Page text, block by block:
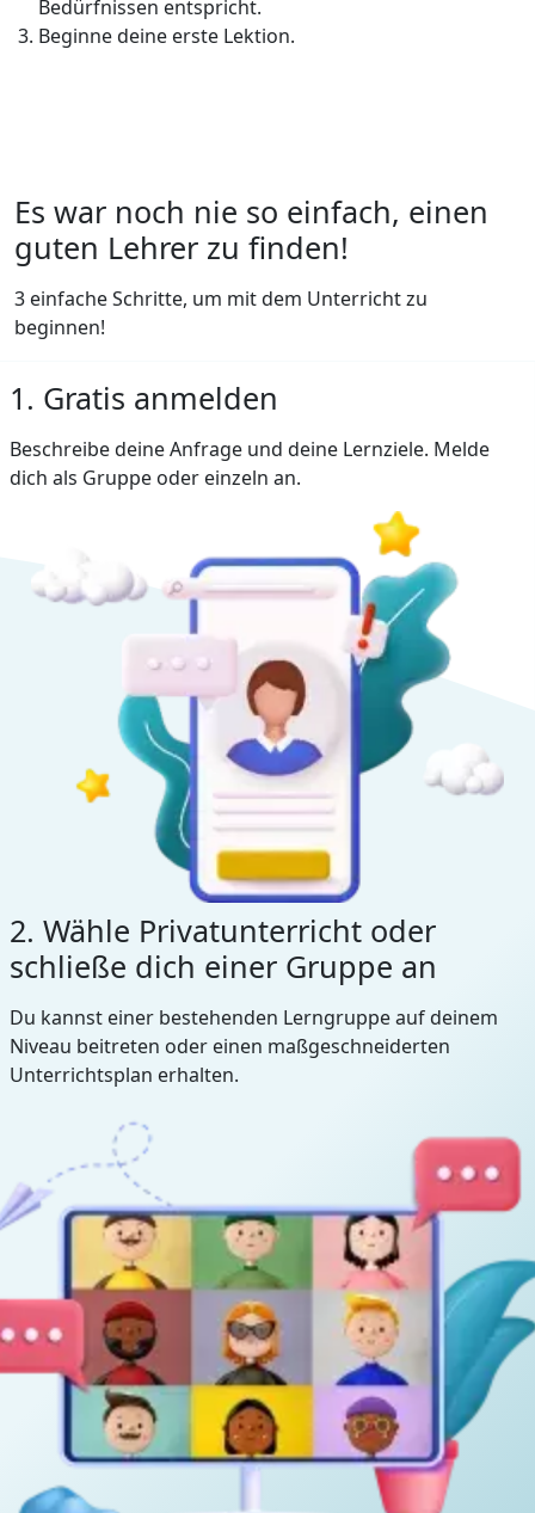
Bedürfnissen entspricht.
Beginne deine erste Lektion.
Es war noch nie so einfach, einen
guten Lehrer zu finden!
3 einfache Schritte, um mit dem Unterricht zu
beginnen!
1. Gratis anmelden
Beschreibe deine Anfrage und deine Lernziele. Melde
dich als Gruppe oder einzeln an.
2. Wähle Privatunterricht oder
schließe dich einer Gruppe an
Du kannst einer bestehenden Lerngruppe auf deinem
Niveau beitreten oder einen maßgeschneiderten
Unterrichtsplan erhalten.